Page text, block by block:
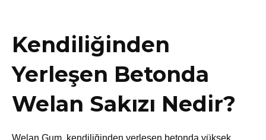
Kendiliğinden
Yerleşen Betonda
Welan Sakızı Nedir?
Welan Gum, kendiliğinden yerleşen betonda yüksek